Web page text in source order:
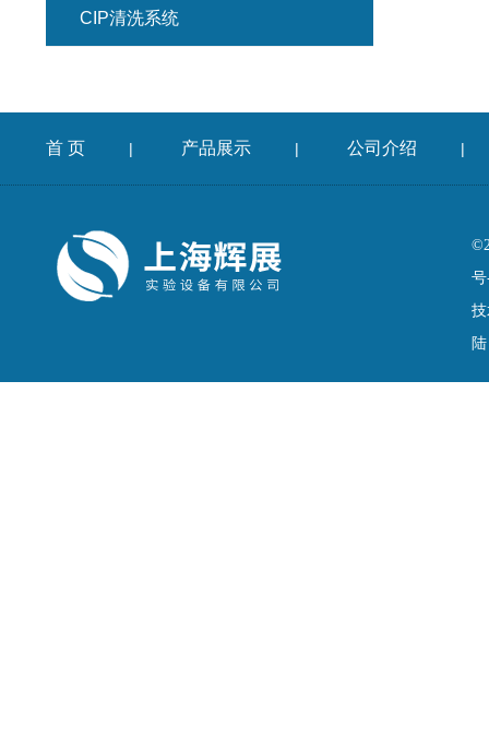
CIP清洗系统
首 页 | 产品展示 | 公司介绍 |
号
陆